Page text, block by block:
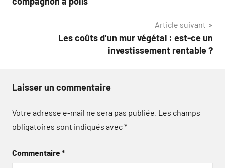
Article suivant
Les coûts d’un mur végétal : est-ce un
investissement rentable ?
Laisser un commentaire
Votre adresse e-mail ne sera pas publiée. Les champs
obligatoires sont indiqués avec*
Commentaire*